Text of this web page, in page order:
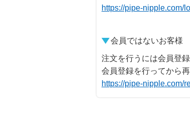
https://pipe-nipple.com/
会員ではないお客様
注文を行うには会員登録
会員登録を行ってから
https://pipe-nipple.com/